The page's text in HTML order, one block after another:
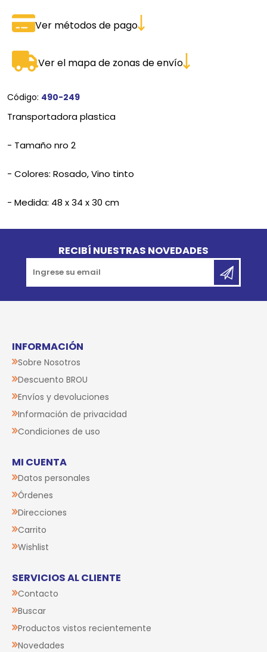
Ver métodos de pago
Ver el mapa de zonas de envío
Código: 490-249
Transportadora plastica
- Tamaño nro 2
- Colores: Rosado, Vino tinto
- Medida: 48 x 34 x 30 cm
RECIBÍ NUESTRAS NOVEDADES
INFORMACIÓN
Sobre Nosotros
Descuento BROU
Envíos y devoluciones
Información de privacidad
Condiciones de uso
MI CUENTA
Datos personales
Órdenes
Direcciones
Carrito
Wishlist
SERVICIOS AL CLIENTE
Contacto
Buscar
Productos vistos recientemente
Novedades